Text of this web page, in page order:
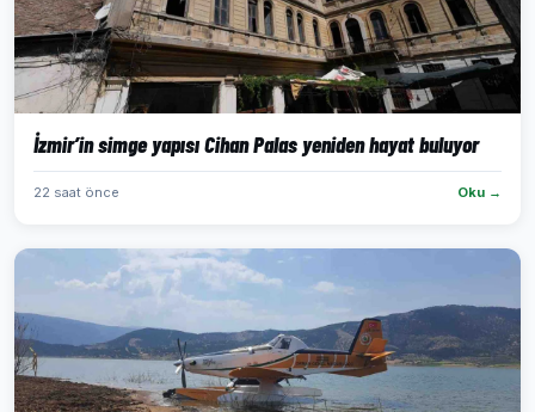
İzmir’in simge yapısı Cihan Palas yeniden hayat buluyor
22 saat önce Oku →